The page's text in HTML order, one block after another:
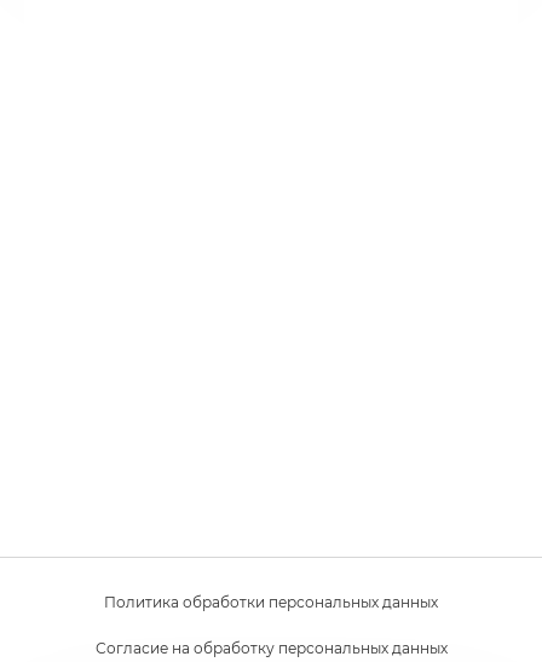
Политика обработки персональных данных
Согласие на обработку персональных данных